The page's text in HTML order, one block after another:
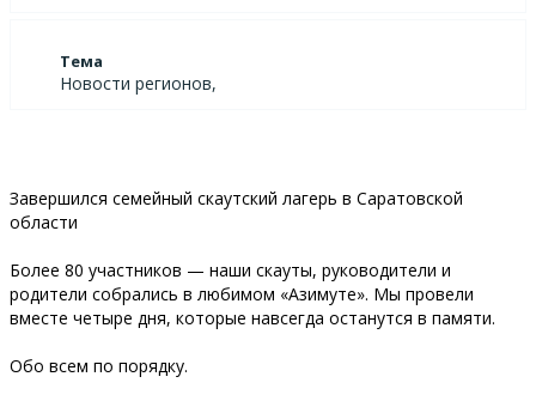
Тема
Новости регионов,
Завершился семейный скаутский лагерь в Саратовской
области
Более 80 участников — наши скауты, руководители и
родители собрались в любимом «Азимуте». Мы провели
вместе четыре дня, которые навсегда останутся в памяти.
Обо всем по порядку.